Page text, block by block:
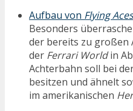
Aufbau von Flying Aces
Besonders
der bereits zu
der Ferrari Worldin
Achterbahn soll bei
besitzen und ähnelt
im amerikanischen